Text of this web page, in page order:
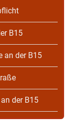
B15
an der B15
der B15